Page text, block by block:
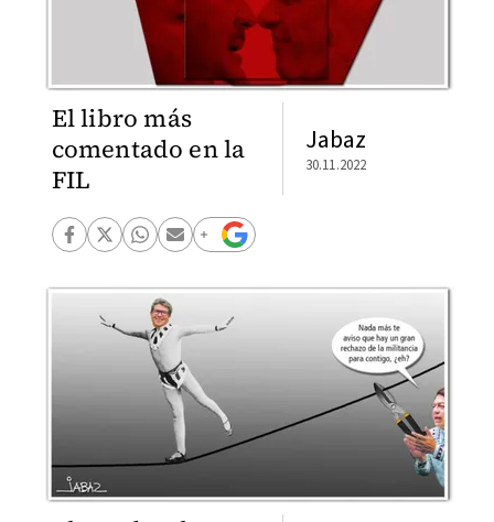
El libro más
comentado en la
FIL
Jabaz
30.11.2022